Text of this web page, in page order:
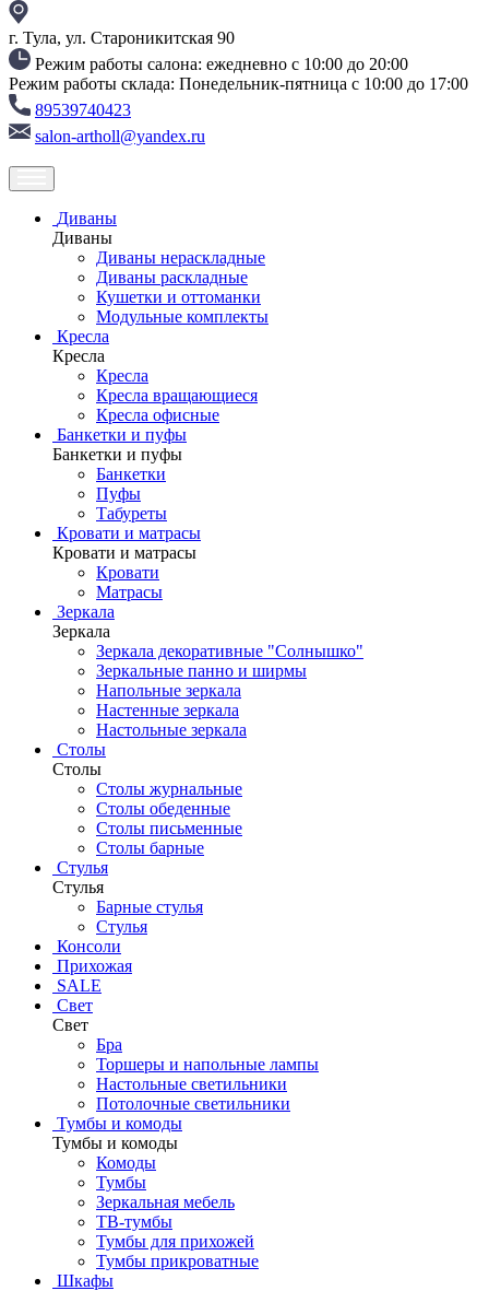
г. Тула, ул. Староникитская 90
Режим работы салона: ежедневно с 10:00 до 20:00
Режим работы склада: Понедельник-пятница с 10:00 до 17:00
89539740423
salon-artholl@yandex.ru
Диваны
Диваны
Диваны нераскладные
Диваны раскладные
Кушетки и оттоманки
Модульные комплекты
Кресла
Кресла
Кресла
Кресла вращающиеся
Кресла офисные
Банкетки и пуфы
Банкетки и пуфы
Банкетки
Пуфы
Табуреты
Кровати и матрасы
Кровати и матрасы
Кровати
Матрасы
Зеркала
Зеркала
Зеркала декоративные "Солнышко"
Зеркальные панно и ширмы
Напольные зеркала
Настенные зеркала
Настольные зеркала
Столы
Столы
Столы журнальные
Столы обеденные
Столы письменные
Столы барные
Стулья
Стулья
Барные стулья
Стулья
Консоли
Прихожая
SALE
Свет
Свет
Бра
Торшеры и напольные лампы
Настольные светильники
Потолочные светильники
Тумбы и комоды
Тумбы и комоды
Комоды
Тумбы
Зеркальная мебель
ТВ-тумбы
Тумбы для прихожей
Тумбы прикроватные
Шкафы